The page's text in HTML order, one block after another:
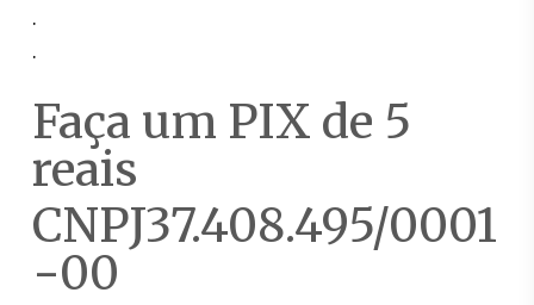
.
.
Faça um PIX de 5
reais
CNPJ37.408.495/0001
-00